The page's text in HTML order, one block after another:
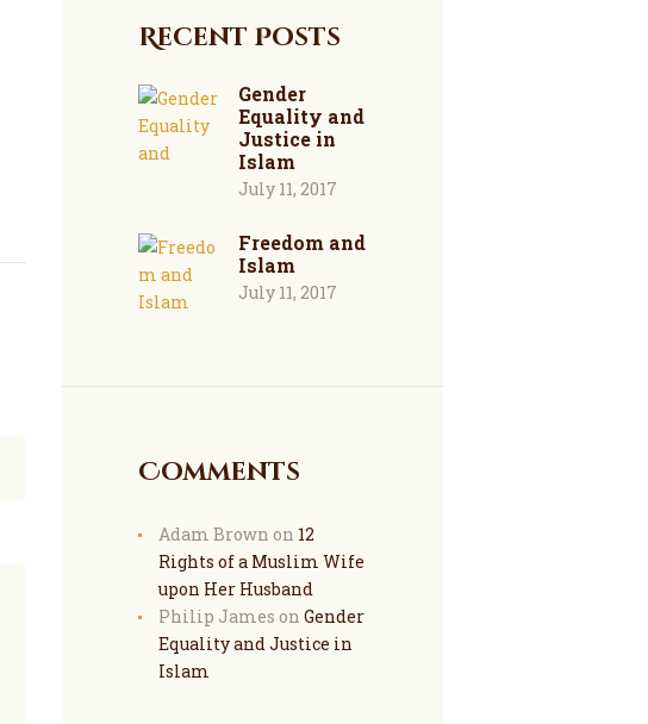
Recent Posts
Gender
Equality and
Justice in
Islam
July 11, 2017
Freedom and
Islam
July 11, 2017
Comments
Adam Brown on 12
Rights of a Muslim Wife
upon Her Husband
Philip James onGender
Equality and Justice in
Islam